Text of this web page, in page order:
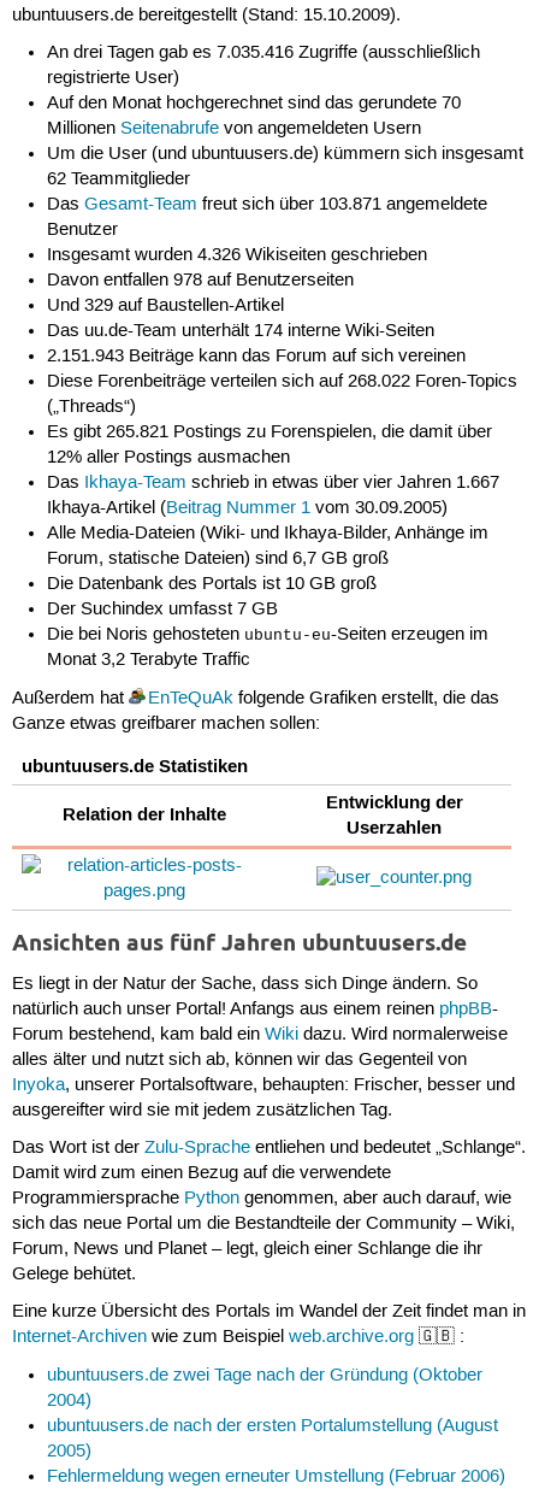
ubuntuusers.de bereitgestellt (Stand: 15.10.2009).
An drei Tagen gab es 7.035.416 Zugriffe (ausschließlich
registrierte User)
Auf den Monat hochgerechnet sind das gerundete 70
MillionenSeitenabrufe von angemeldeten Usern
Um die User (und ubuntuusers.de) kümmern sich insgesamt
62 Teammitglieder
DasGesamt-Team freut sich über 103.871 angemeldete
Benutzer
Insgesamt wurden 4.326 Wikiseiten geschrieben
Davon entfallen 978 auf Benutzerseiten
Und 329 auf Baustellen-Artikel
Das uu.de-Team unterhält 174 interne Wiki-Seiten
2.151.943 Beiträge kann das Forum auf sich vereinen
Diese Forenbeiträge verteilen sich auf 268.022 Foren-Topics
(„Threads“)
Es gibt 265.821 Postings zu Forenspielen, die damit über
12% aller Postings ausmachen
Das Ikhaya-Team schrieb in etwas über vier Jahren 1.667
Ikhaya-Artikel (Beitrag Nummer 1 vom 30.09.2005)
Alle Media-Dateien (Wiki- und Ikhaya-Bilder, Anhänge im
Forum, statische Dateien) sind 6,7 GB groß
Die Datenbank des Portals ist 10 GB groß
Der Suchindex umfasst 7 GB
Die bei Noris gehosteten ubuntu-eu-Seiten erzeugen im
Monat 3,2 Terabyte Traffic
Außerdem hat
EnTeQuAkfolgende Grafiken erstellt, die das
Ganze etwas greifbarer machen sollen:
ubuntuusers.de Statistiken
Relation der Inhalte
Entwicklung der
Userzahlen
Ansichten aus fünf Jahren ubuntuusers.de
Es liegt in der Natur der Sache, dass sich Dinge ändern. So
natürlich auch unser Portal! Anfangs aus einem reinen phpBB-
Forum bestehend, kam bald ein Wikidazu. Wird normalerweise
alles älter und nutzt sich ab, können wir das Gegenteil von
Inyoka, unserer Portalsoftware, behaupten: Frischer, besser und
ausgereifter wird sie mit jedem zusätzlichen Tag.
Das Wort ist der Zulu-Spracheentliehen und bedeutet „Schlange“.
Damit wird zum einen Bezug auf die verwendete
Programmiersprache Pythongenommen, aber auch darauf, wie
sich das neue Portal um die Bestandteile der Community – Wiki,
Forum, News und Planet – legt, gleich einer Schlange die ihr
Gelege behütet.
Eine kurze Übersicht des Portals im Wandel der Zeit findet man in
Internet-Archivenwie zum Beispiel web.archive.org🇬🇧 :
ubuntuusers.de zwei Tage nach der Gründung (Oktober
2004)
ubuntuusers.de nach der ersten Portalumstellung (August
2005)
Fehlermeldung wegen erneuter Umstellung (Februar 2006)